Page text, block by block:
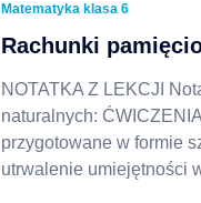
Matematyka klasa 6
Rachunki
NOTATKA Z LEKCJI
naturalnych:
przygotowane w formie
utrwalenie umiejętności